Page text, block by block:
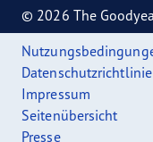
© 2026 The
Datenschutzrichtlinie
Impressum
Seitenübersicht
Presse